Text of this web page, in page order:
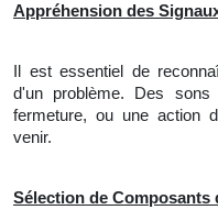
Appréhension des
Il est essentiel de
d'un problème. Des
fermeture, ou une action
venir.
Sélection de Composants